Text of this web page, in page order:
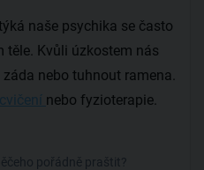
naše psychika se často
těle. Kvůli úzkostem nás
nebo tuhnout ramena.
nebo fyzioterapie.
pořádně praštit?